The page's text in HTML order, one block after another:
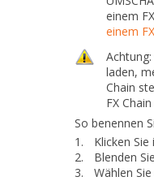
einem
einem
laden,
Chain
FX
So benennen
1.
Klicken
2.
Blenden
3.
Wählen